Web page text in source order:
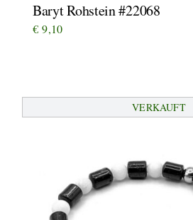
Baryt Rohstein #22068
€ 9,10
VERKAUFT